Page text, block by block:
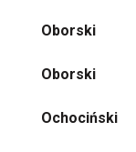
Oborski
Oborski
Ochociński